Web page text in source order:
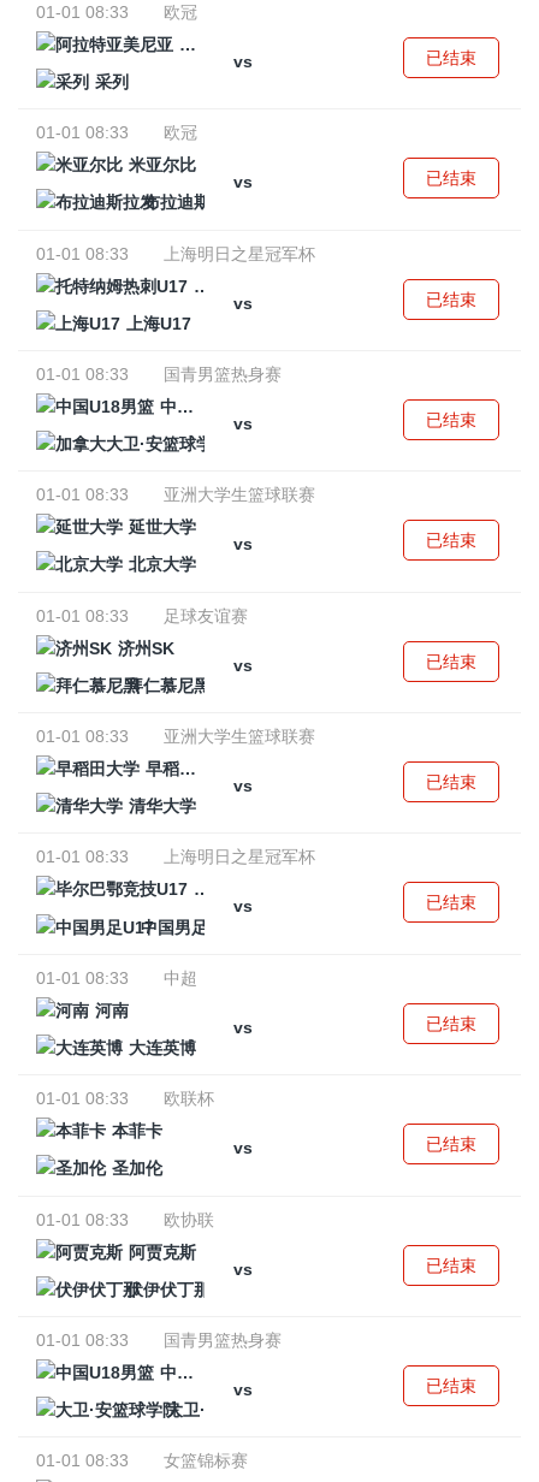
01-01 08:33
欧冠
阿拉特亚美尼亚
vs
采列
已结束
01-01 08:33
欧冠
米亚尔比
vs
布拉迪斯拉发
已结束
01-01 08:33
上海明日之星冠军杯
托特纳姆热刺U17
vs
上海U17
已结束
01-01 08:33
国青男篮热身赛
中国U18男篮
vs
已结束
01-01 08:33
亚洲大学生篮球联赛
延世大学
vs
北京大学
已结束
01-01 08:33
足球友谊赛
济州SK
vs
拜仁慕尼黑
已结束
01-01 08:33
亚洲大学生篮球联赛
早稻田大学
vs
清华大学
已结束
01-01 08:33
上海明日之星冠军杯
毕尔巴鄂竞技U17
vs
中国男足U17
已结束
01-01 08:33
中超
河南
vs
大连英博
已结束
01-01 08:33
欧联杯
本菲卡
vs
圣加伦
已结束
01-01 08:33
欧协联
阿贾克斯
vs
伏伊伏丁那
已结束
01-01 08:33
国青男篮热身赛
中国U18男篮
vs
大卫·安篮球学院
已结束
01-01 08:33
女篮锦标赛